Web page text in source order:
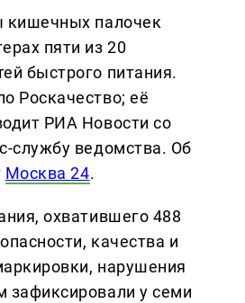
кишечных палочек
пяти из 20
быстрого питания.
Роскачество; её
РИА Новости со
службу ведомства. Об
Москва 24.
охватившего 488
качества и
нарушения
зафиксировали у семи